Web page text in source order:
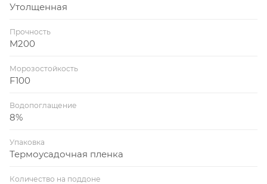
Утолщенная
Прочность
M200
Морозостойкость
F100
Водопоглащение
8%
Упаковка
Термоусадочная пленка
Количество на поддоне